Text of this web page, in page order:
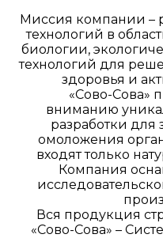
Миссия компании –
технологий в
биологии,
технологий для
здоровья и
«Сово-Сова»
вниманию
разработки для
омоложения
входят только
Компания
Вся продукция
«Сово-Сова» –